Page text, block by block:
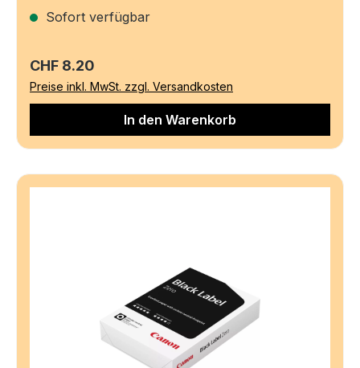
Sofort verfügbar
Regulärer Preis:
CHF 8.20
Preise inkl. MwSt. zzgl. Versandkosten
In den Warenkorb